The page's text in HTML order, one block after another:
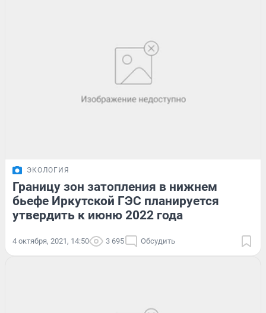
ЭКОЛОГИЯ
Границу зон затопления в нижнем
бьефе Иркутской ГЭС планируется
утвердить к июню 2022 года
4 октября, 2021, 14:50 3 695 Обсудить